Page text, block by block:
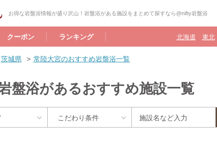
お得な岩盤浴情報が盛り沢山！岩盤浴がある施設をまとめて探すなら@nifty岩盤浴
クーポン ランキング 北海道 東北
茨城県 常陸大宮のおすすめ岩盤浴一覧
盤浴があるおすすめ施設一覧